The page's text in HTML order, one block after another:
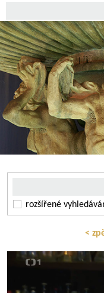
rozšířené
<